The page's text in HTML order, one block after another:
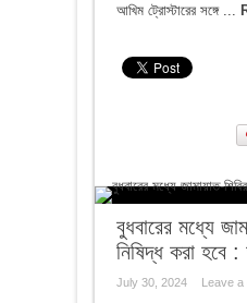
আখিম ট্রোস্টারের সঙ্গে ...
বুধবারের মধ্যে
নিষিদ্ধ করা হবে :
July 30, 2024 Leave a